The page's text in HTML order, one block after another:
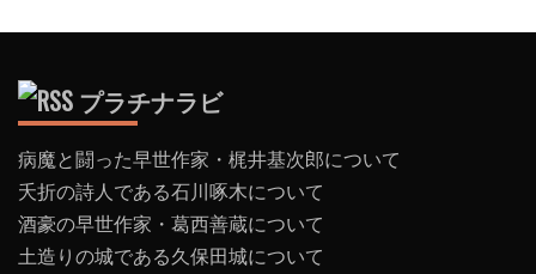
プラチナラビ
病魔と闘った早世作家・梶井基次郎について
夭折の詩人である石川啄木について
酒豪の早世作家・葛西善蔵について
土造りの城である久保田城について